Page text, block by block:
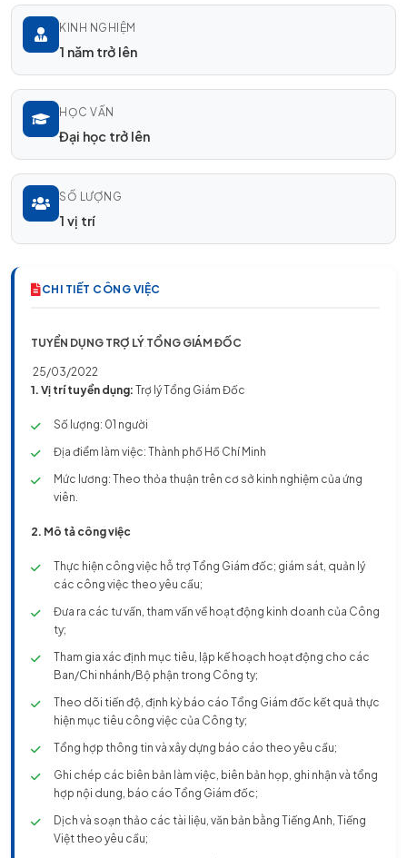
KINH NGHIỆM
1 năm trở lên
HỌC VẤN
Đại học trở lên
SỐ LƯỢNG
1 vị trí
CHI TIẾT CÔNG VIỆC
TUYỂN DỤNG TRỢ LÝ TỔNG GIÁM ĐỐC
25/03/2022
1. Vị trí tuyển dụng: Trợ lý Tổng Giám Đốc
Số lượng: 01 người
Địa điểm làm việc: Thành phố Hồ Chí Minh
Mức lương: Theo thỏa thuận trên cơ sở kinh nghiệm của ứng
viên.
2. Mô tả công việc
Thực hiện công việc hỗ trợ Tổng Giám đốc; giám sát, quản lý
các công việc theo yêu cầu;
Đưa ra các tư vấn, tham vấn về hoạt động kinh doanh của Công
ty;
Tham gia xác định mục tiêu, lập kế hoạch hoạt động cho các
Ban/Chi nhánh/Bộ phận trong Công ty;
Theo dõi tiến độ, định kỳ báo cáo Tổng Giám đốc kết quả thực
hiện mục tiêu công việc của Công ty;
Tổng hợp thông tin và xây dựng báo cáo theo yêu cầu;
Ghi chép các biên bản làm việc, biên bản họp, ghi nhận và tổng
hợp nội dung, báo cáo Tổng Giám đốc;
Dịch và soạn thảo các tài liệu, văn bản bằng Tiếng Anh, Tiếng
Việt theo yêu cầu;